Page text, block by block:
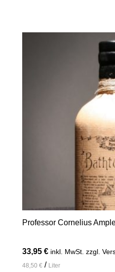
Professor Cornelius
33,95 € inkl. MwSt. zzgl.
48,50 €/ Liter